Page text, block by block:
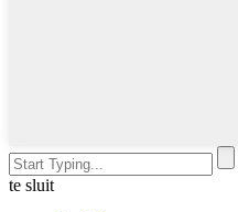
te sluit